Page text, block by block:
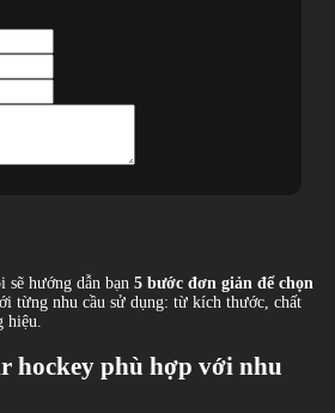
hướng dẫn bạn 5 bước đơn giản để chọn
từng nhu cầu sử dụng: từ kích thước, chất
hockey phù hợp với nhu